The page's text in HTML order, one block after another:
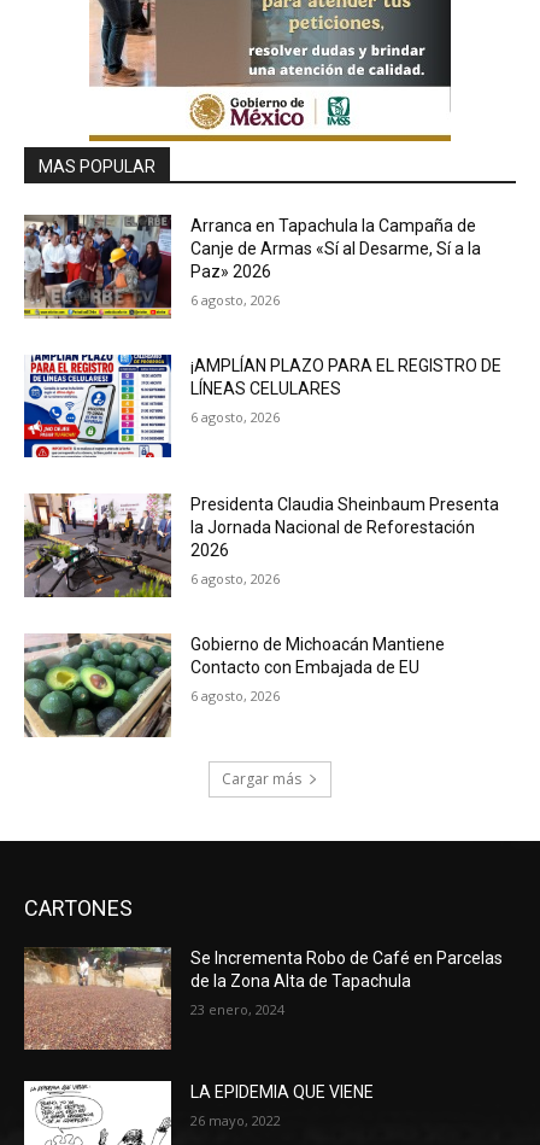
MAS POPULAR
Arranca en Tapachula la Campaña de
Canje de Armas «Sí al Desarme, Sí a la
Paz» 2026
6 agosto, 2026
¡AMPLÍAN PLAZO PARA EL REGISTRO DE
LÍNEAS CELULARES
6 agosto, 2026
Presidenta Claudia Sheinbaum Presenta
la Jornada Nacional de Reforestación
2026
6 agosto, 2026
Gobierno de Michoacán Mantiene
Contacto con Embajada de EU
6 agosto, 2026
Cargar más
CARTONES
Se Incrementa Robo de Café en Parcelas
de la Zona Alta de Tapachula
23 enero, 2024
LA EPIDEMIA QUE VIENE
26 mayo, 2022